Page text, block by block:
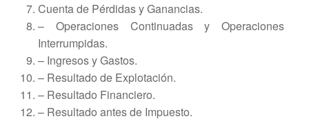
Cuenta de Pérdidas y Ganancias.
– Operaciones Continuadas y Operaciones
Interrumpidas.
– Ingresos y Gastos.
– Resultado de Explotación.
– Resultado Financiero.
– Resultado antes de Impuesto.